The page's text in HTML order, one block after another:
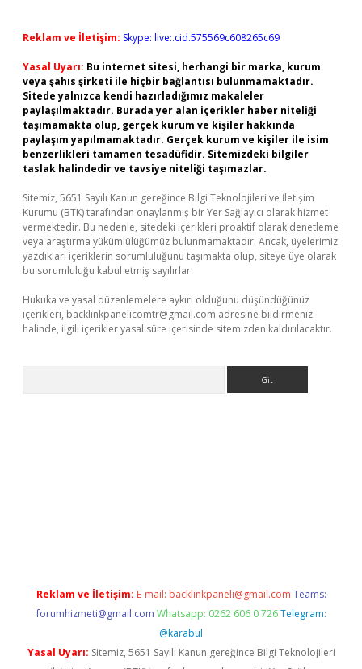
Reklam ve İletişim: Skype: live:.cid.575569c608265c69
Yasal Uyarı: Bu internet sitesi, herhangi bir marka, kurum
veya şahıs şirketi ile hiçbir bağlantısı bulunmamaktadır.
Sitede yalnızca kendi hazırladığımız makaleler
paylaşılmaktadır. Burada yer alan içerikler haber niteliği
taşımamakta olup, gerçek kurum ve kişiler hakkında
paylaşım yapılmamaktadır. Gerçek kurum ve kişiler ile isim
benzerlikleri tamamen tesadüfidir. Sitemizdeki bilgiler
taslak halindedir ve tavsiye niteliği taşımazlar.
Sitemiz, 5651 Sayılı Kanun gereğince Bilgi Teknolojileri ve İletişim
Kurumu (BTK) tarafından onaylanmış bir Yer Sağlayıcı olarak hizmet
vermektedir. Bu nedenle, sitedeki içerikleri proaktif olarak denetleme
veya araştırma yükümlülüğümüz bulunmamaktadır. Ancak, üyelerimiz
yazdıkları içeriklerin sorumluluğunu taşımakta olup, siteye üye olarak
bu sorumluluğu kabul etmiş sayılırlar.
Hukuka ve yasal düzenlemelere aykırı olduğunu düşündüğünüz
içerikleri, backlinkpanelicomtr@gmail.com adresine bildirmeniz
halinde, ilgili içerikler yasal süre içerisinde sitemizden kaldırılacaktır.
Reklam ve İletişim: E-mail: backlinkpaneli@gmail.com Teams:
forumhizmeti@gmail.com Whatsapp: 0262 606 0 726 Telegram:
@karabul
Yasal Uyarı: Sitemiz, 5651 Sayılı Kanun gereğince Bilgi Teknolojileri